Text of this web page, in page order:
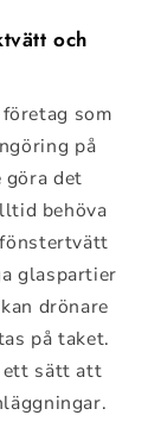
och
som
på
göra det
behöva
glaspartier
drönare
på taket.
ett sätt att